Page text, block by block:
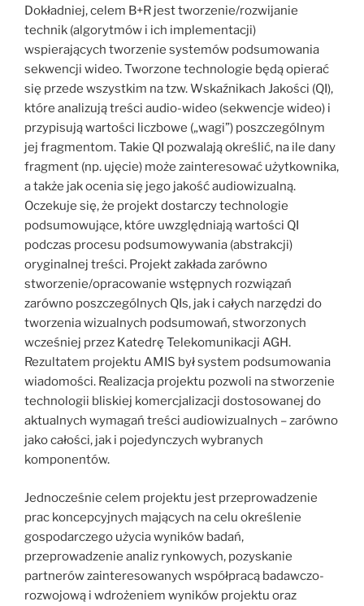
Dokładniej, celem B+R jest tworzenie/rozwijanie
technik (algorytmów i ich implementacji)
wspierających tworzenie systemów podsumowania
sekwencji wideo. Tworzone technologie będą opierać
się przede wszystkim na tzw. Wskaźnikach Jakości (QI),
które analizują treści audio-wideo (sekwencje wideo) i
przypisują wartości liczbowe („wagi”) poszczególnym
jej fragmentom. Takie QI pozwalają określić, na ile dany
fragment (np. ujęcie) może zainteresować użytkownika,
a także jak ocenia się jego jakość audiowizualną.
Oczekuje się, że projekt dostarczy technologie
podsumowujące, które uwzględniają wartości QI
podczas procesu podsumowywania (abstrakcji)
oryginalnej treści. Projekt zakłada zarówno
stworzenie/opracowanie wstępnych rozwiązań
zarówno poszczególnych QIs, jak i całych narzędzi do
tworzenia wizualnych podsumowań, stworzonych
wcześniej przez Katedrę Telekomunikacji AGH.
Rezultatem projektu AMIS był system podsumowania
wiadomości. Realizacja projektu pozwoli na stworzenie
technologii bliskiej komercjalizacji dostosowanej do
aktualnych wymagań treści audiowizualnych – zarówno
jako całości, jak i pojedynczych wybranych
komponentów.
Jednocześnie celem projektu jest przeprowadzenie
prac koncepcyjnych mających na celu określenie
gospodarczego użycia wyników badań,
przeprowadzenie analiz rynkowych, pozyskanie
partnerów zainteresowanych współpracą badawczo-
rozwojową i wdrożeniem wyników projektu oraz